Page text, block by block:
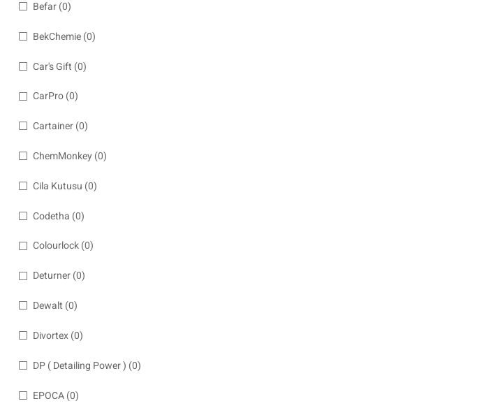
Befar(0)
BekChemie(0)
Car's Gift (0)
CarPro(0)
Cartainer(0)
ChemMonkey (0)
Cila Kutusu (0)
Codetha (0)
Colourlock(0)
Deturner(0)
Dewalt (0)
Divortex(0)
DP ( Detailing Power ) (0)
EPOCA(0)